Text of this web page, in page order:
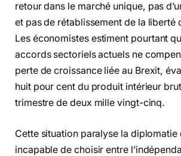
retour dans le marché unique, pas
et pas de rétablissement de la liberté
Les économistes estiment pourtant
accords sectoriels actuels ne
perte de croissance liée au Brexit,
huit pour cent du produit intérieur
trimestre de deux mille vingt-cinq.
Cette situation paralyse la diplomatie
incapable de choisir entre